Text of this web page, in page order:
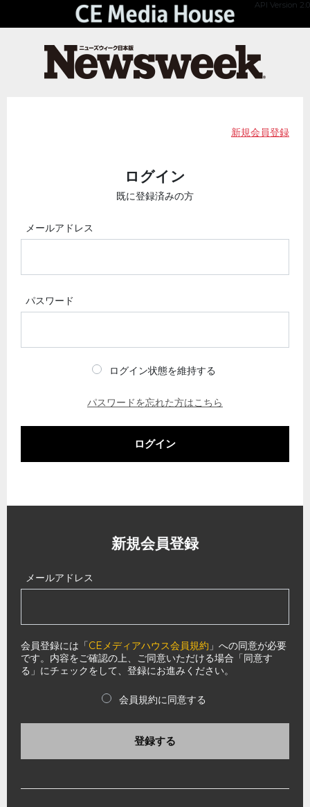
API Version 2.0
新規会員登録
ログイン
既に登録済みの方
メールアドレス
パスワード
ログイン状態を維持する
パスワードを忘れた方はこちら
ログイン
新規会員登録
メールアドレス
会員登録には「CEメディアハウス会員規約 」への同意が必要
です。内容をご確認の上、ご同意いただける場合「同意す
る」にチェックをして、登録にお進みください。
会員規約に同意する
登録する